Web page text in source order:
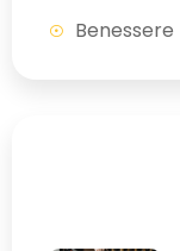
Benessere